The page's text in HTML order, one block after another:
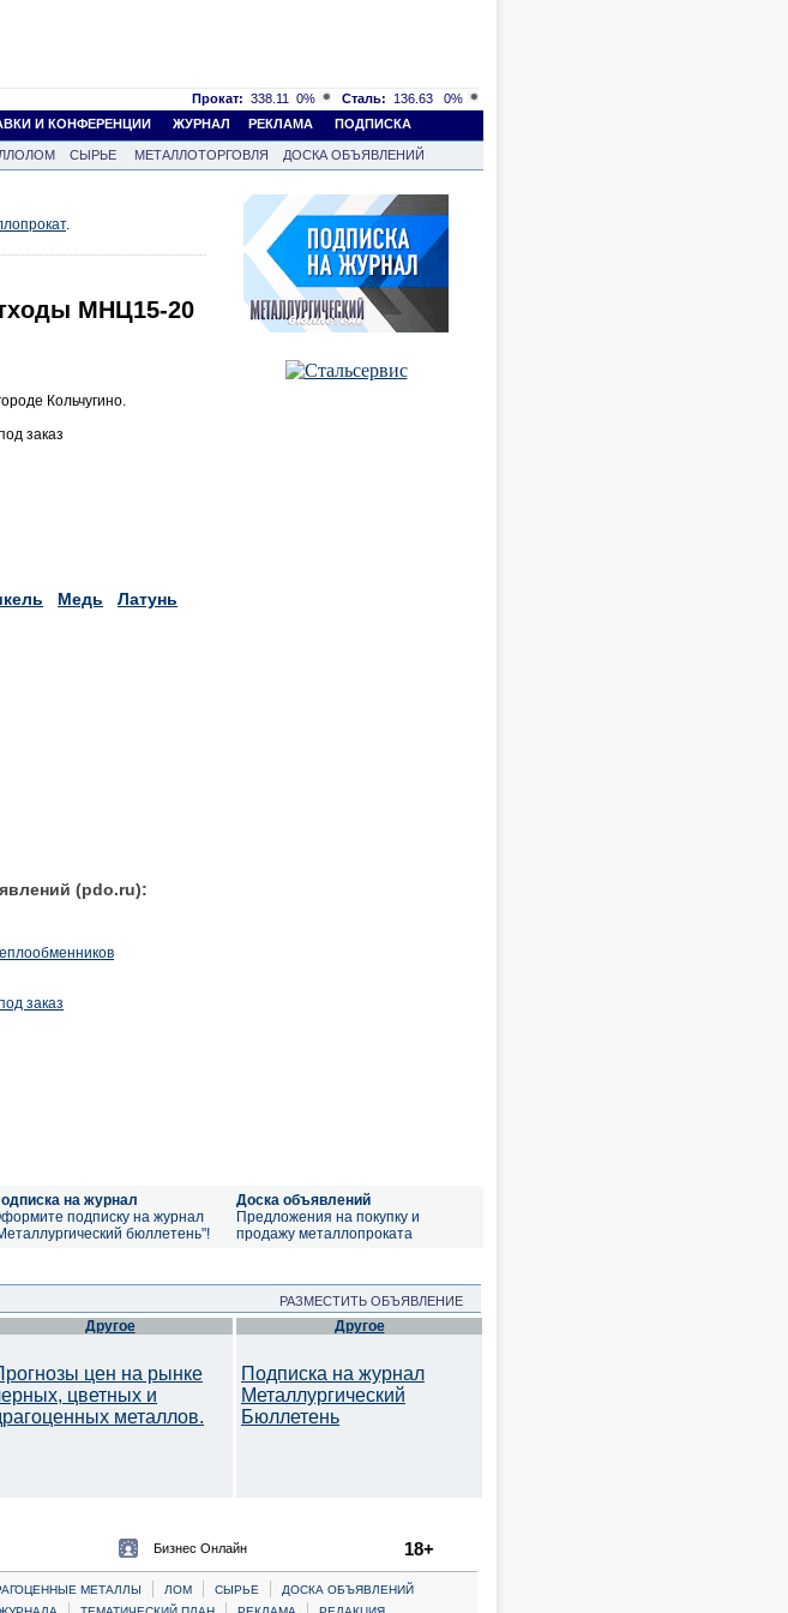
Прокат: 338.11 0% Сталь: 136.63
0%
И КОНФЕРЕНЦИИ ЖУРНАЛ РЕКЛАМА ПОДПИСКА
СЫРЬЕ МЕТАЛЛОТОРГОВЛЯ
ДОСКА ОБЪЯВЛЕНИЙ
.
МНЦ15-20
Кольчугино.
заказ
Медь Латунь
(pdo.ru):
заказ
на журнал
подписку на журнал
бюллетень"!
Доска объявлений
Предложения на покупку и
продажу металлопроката
РАЗМЕСТИТЬ ОБЪЯВЛЕНИЕ
Другое
цен на рынке
цветных и
металлов.
Другое
Подписка на журнал
Металлургический
Бюллетень
Бизнес Онлайн 18+
МЕТАЛЛЫ | ЛОМ | CЫРЬЕ |
ДОСКА ОБЪЯВЛЕНИЙ
| | |